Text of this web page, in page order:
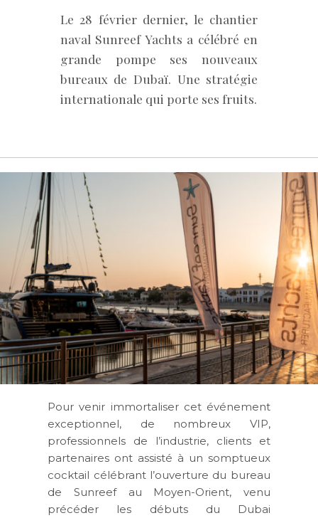
Le 28 février dernier, le chantier
naval Sunreef Yachts a célébré en
grande pompe ses nouveaux
bureaux de Dubaï. Une stratégie
internationale qui porte ses fruits.
Pour venir immortaliser cet événement
exceptionnel, de nombreux VIP,
professionnels de l’industrie, clients et
partenaires ont assisté à un somptueux
cocktail célébrant l’ouverture du bureau
de Sunreef au Moyen-Orient, venu
précéder les débuts du Dubai